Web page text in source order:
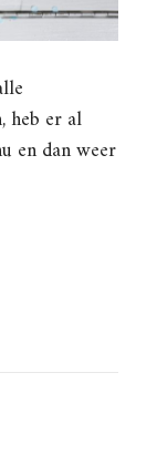
heb er al
en dan weer